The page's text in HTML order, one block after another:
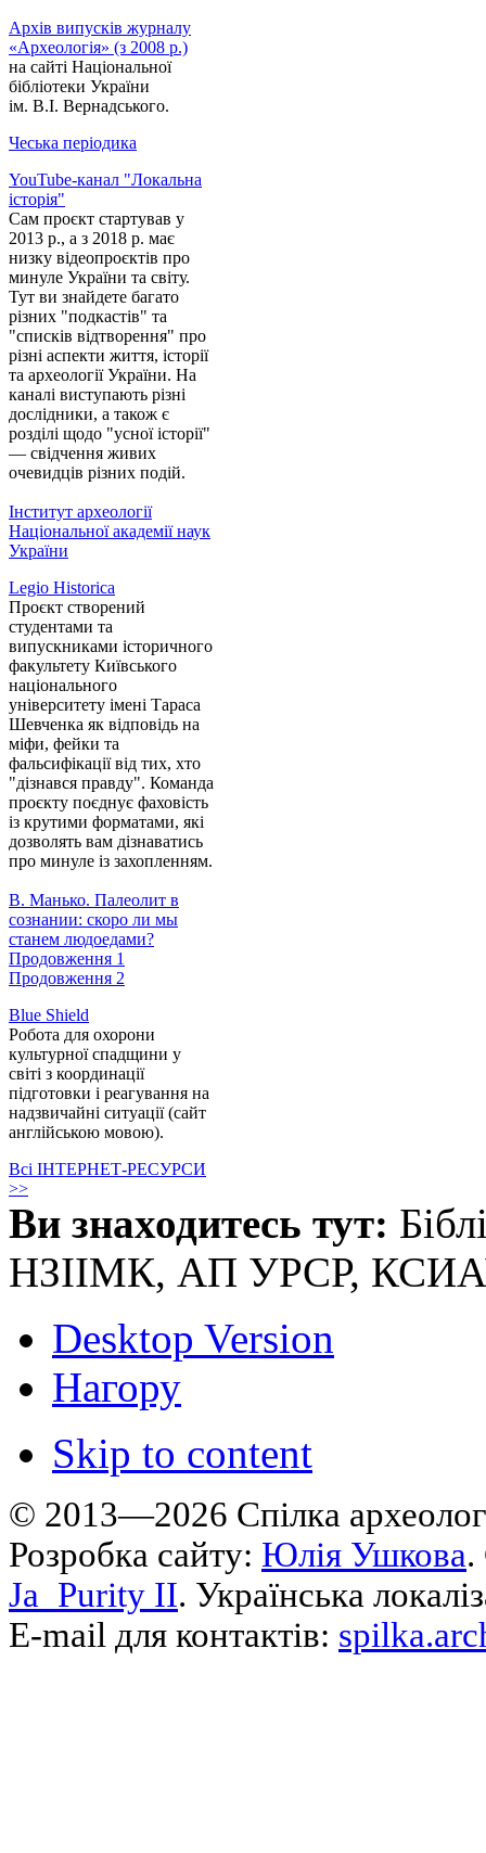
Архів випусків журналу
«Археологія» (з 2008 р.)
на сайті Національної
бібліотеки України
ім. В.І. Вернадського.
Чеська періодика
YouTube-канал "Локальна
історія"
Сам проєкт стартував у
2013 р., а з 2018 р. має
низку відеопроєктів про
минуле України та світу.
Тут ви знайдете багато
різних "подкастів" та
"списків відтворення" про
різні аспекти життя, історії
та археології України. На
каналі виступають різні
дослідники, а також є
розділі щодо "усної історії"
— свідчення живих
очевидців різних подій.
Інститут археології
Національної академії наук
України
Legio Historica
Проєкт створений
студентами та
випускниками історичного
факультету Київського
національного
університету імені Тараса
Шевченка як відповідь на
міфи, фейки та
фальсифікації від тих, хто
"дізнався правду". Команда
проєкту поєднує фаховість
із крутими форматами, які
дозволять вам дізнаватись
про минуле із захопленням.
В. Манько. Палеолит в
сознании: скоро ли мы
станем людоедами?
Продовження 1
Продовження 2
Blue Shield
Робота для охорони
культурної спадщини у
світі з координації
підготовки і реагування на
надзвичайні ситуації (сайт
англійською мовою).
Всі ІНТЕРНЕТ-РЕСУРСИ
>>
Ви знаходитесь тут:
НЗІІМК, АП УРСР,
Desktop Version
Нагору
Skip to content
© 2013—2026 Cпілка
Розробка сайту: Юлія Ушкова.
Ja_Purity II. Українська
E-mail для контактів: